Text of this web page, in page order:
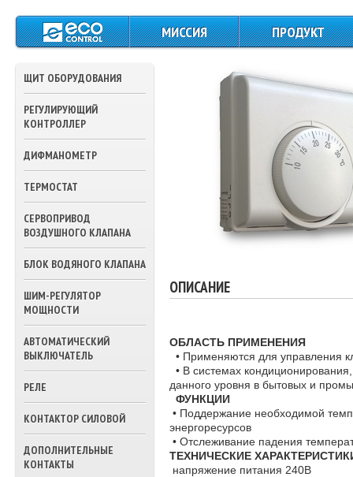
МИССИЯ ПРОДУКТ
ПИТАНИЯ И
УПРАВЛЕНИЯ
КОНТРОЛЛЕРЫ
ДАТЧИКИ
ТЕМПЕРАТУРЫ
ПРЕССОСТАТЫ
ТЕРМОСТАТЫ
ПРИВОДА
ТРЕХХОДОВЫЕ
КЛАПАНА ВОДЫ
ЩИТ ОБОРУДОВАНИЯ
РЕГУЛИРУЮЩИЙ
КОНТРОЛЛЕР
ДИФМАНОМЕТР
ТЕРМОСТАТ
СЕРВОПРИВОД
ВОЗДУШНОГО КЛАПАНА
БЛОК ВОДЯНОГО КЛАПАНА
ШИМ-РЕГУЛЯТОР
МОЩНОСТИ
АВТОМАТИЧЕСКИЙ
ВЫКЛЮЧАТЕЛЬ
РЕЛЕ
КОНТАКТОР СИЛОВОЙ
ДОПОЛНИТЕЛЬНЫЕ
КОНТАКТЫ
ОПИСАНИЕ
ОБЛАСТЬ ПРИМЕНЕНИЯ
• Применяются для управления
• В системах
данного уровня в бытовых и
ФУНКЦИИ
• Поддержание необходимой
энергоресурсов
• Отслеживание падения
ТЕХНИЧЕСКИЕ
напряжение питания 240В